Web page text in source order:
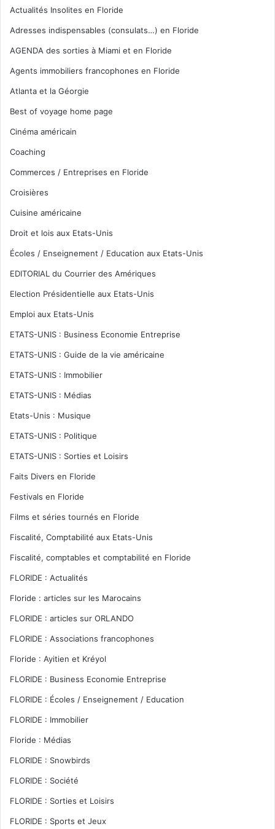
Actualités Insolites en Floride
Adresses indispensables (consulats…) en Floride
AGENDA des sorties à Miami et en Floride
Agents immobiliers francophones en Floride
Atlanta et la Géorgie
Best of voyage home page
Cinéma américain
Coaching
Commerces / Entreprises en Floride
Croisières
Cuisine américaine
Droit et lois aux Etats-Unis
Écoles / Enseignement / Education aux Etats-Unis
EDITORIAL du Courrier des Amériques
Election Présidentielle aux Etats-Unis
Emploi aux Etats-Unis
ETATS-UNIS : Business Economie Entreprise
ETATS-UNIS : Guide de la vie américaine
ETATS-UNIS : Immobilier
ETATS-UNIS : Médias
Etats-Unis : Musique
ETATS-UNIS : Politique
ETATS-UNIS : Sorties et Loisirs
Faits Divers en Floride
Festivals en Floride
Films et séries tournés en Floride
Fiscalité, Comptabilité aux Etats-Unis
Fiscalité, comptables et comptabilité en Floride
FLORIDE : Actualités
Floride : articles sur les Marocains
FLORIDE : articles sur ORLANDO
FLORIDE : Associations francophones
Floride : Ayitien et Kréyol
FLORIDE : Business Economie Entreprise
FLORIDE : Écoles / Enseignement / Education
FLORIDE : Immobilier
Floride : Médias
FLORIDE : Snowbirds
FLORIDE : Société
FLORIDE : Sorties et Loisirs
FLORIDE : Sports et Jeux